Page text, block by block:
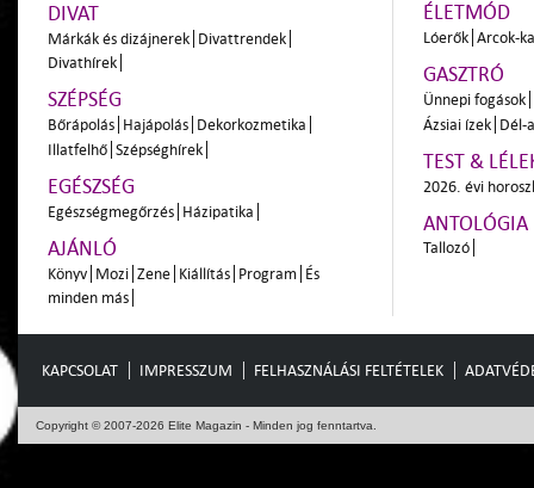
DIVAT
Márkák és dizájnerek Divattrendek
Divathírek
SZÉPSÉG
Bőrápolás Hajápolás Dekorkozmetika
Illatfelhő Szépséghírek
EGÉSZSÉG
Egészségmegőrzés Házipatika
AJÁNLÓ
Könyv Mozi Zene Kiállítás Program És
minden más
ÉLETMÓD
Lóerők Arcok-
GASZTRÓ
Ünnepi fogások
Ázsiai ízek Dél-
TEST &
2026. évi
ANTOLÓGIA
Tallozó
KAPCSOLAT IMPRESSZUM FELHASZNÁLÁSI FELTÉTELEK
Copyright © 2007-2026 Elite Magazin - Minden jog fenntartva.